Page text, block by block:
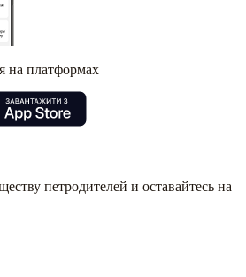
на платформах
петродителей и оставайтесь на